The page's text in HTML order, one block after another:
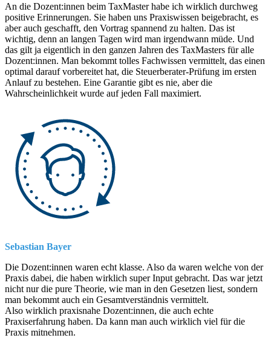
An die Dozent:innen beim TaxMaster habe ich wirklich durchweg
positive Erinnerungen. Sie haben uns Praxiswissen beigebracht, es
aber auch geschafft, den Vortrag spannend zu halten. Das ist
wichtig, denn an langen Tagen wird man irgendwann müde. Und
das gilt ja eigentlich in den ganzen Jahren des TaxMasters für alle
Dozent:innen. Man bekommt tolles Fachwissen vermittelt, das einen
optimal darauf vorbereitet hat, die Steuerberater-Prüfung im ersten
Anlauf zu bestehen. Eine Garantie gibt es nie, aber die
Wahrscheinlichkeit wurde auf jeden Fall maximiert.
Sebastian Bayer
Die Dozent:innen waren echt klasse. Also da waren welche von der
Praxis dabei, die haben wirklich super Input gebracht. Das war jetzt
nicht nur die pure Theorie, wie man in den Gesetzen liest, sondern
man bekommt auch ein Gesamtverständnis vermittelt.
Also wirklich praxisnahe Dozent:innen, die auch echte
Praxiserfahrung haben. Da kann man auch wirklich viel für die
Praxis mitnehmen.